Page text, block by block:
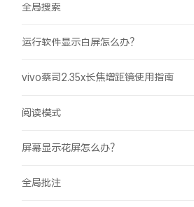
全局搜索
运行软件显示白屏怎么办？
vivo蔡司2.35x长焦增距镜使用指南
阅读模式
屏幕显示花屏怎么办？
全局批注